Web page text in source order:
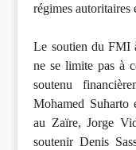
régimes autoritaires
Le soutien du FMI
ne se limite pas à
soutenu
Mohamed Suharto
au Zaïre, Jorge
soutenir Denis